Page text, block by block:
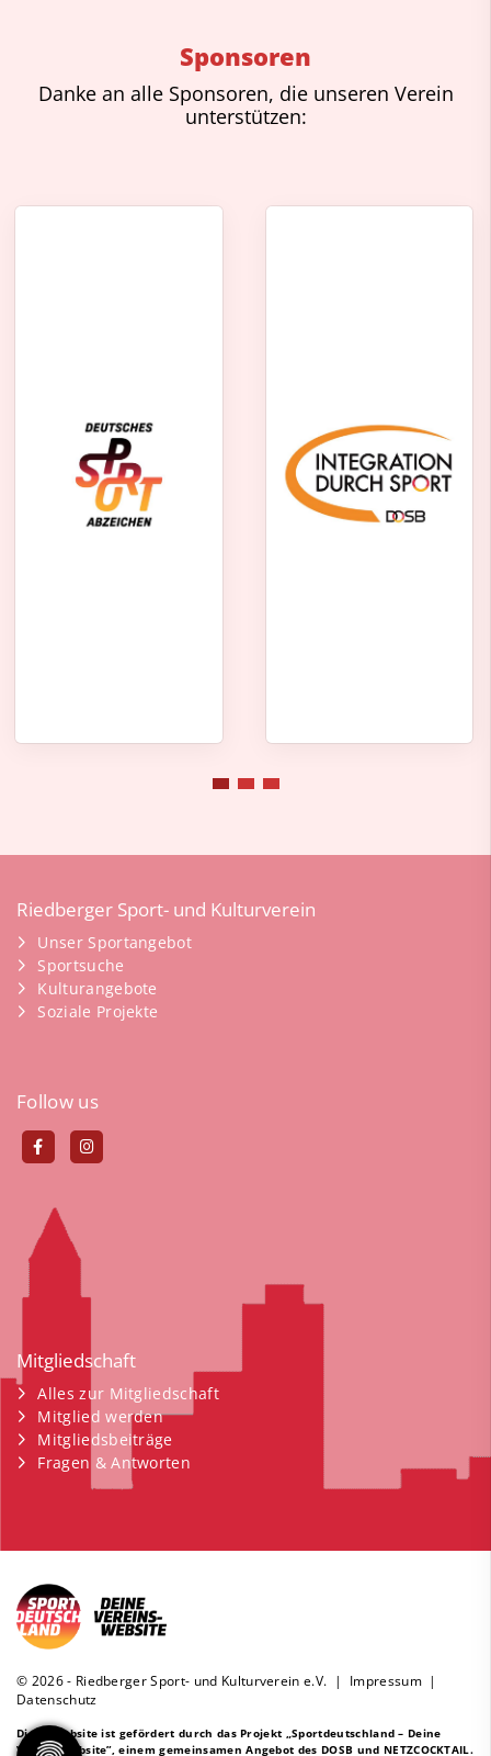
Sponsoren
Danke an alle Sponsoren, die unseren Verein
unterstützen:
Riedberger Sport- und Kulturverein
Unser Sportangebot
Sportsuche
Kulturangebote
Soziale Projekte
Follow us
Mitgliedschaft
Alles zur Mitgliedschaft
Mitglied werden
Mitgliedsbeiträge
Fragen & Antworten
© 2026 - Riedberger Sport- und Kulturverein e.V. | Impressum|
Datenschutz
Diese Website ist gefördert durch das Projekt „Sportdeutschland – Deine
Vereinswebsite”, einem gemeinsamen Angebot des DOSB und NETZCOCKTAIL.